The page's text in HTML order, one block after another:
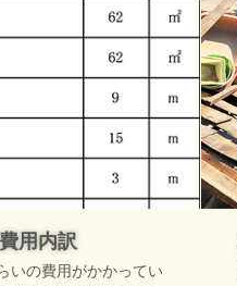
用内訳
いの費用がかかってい